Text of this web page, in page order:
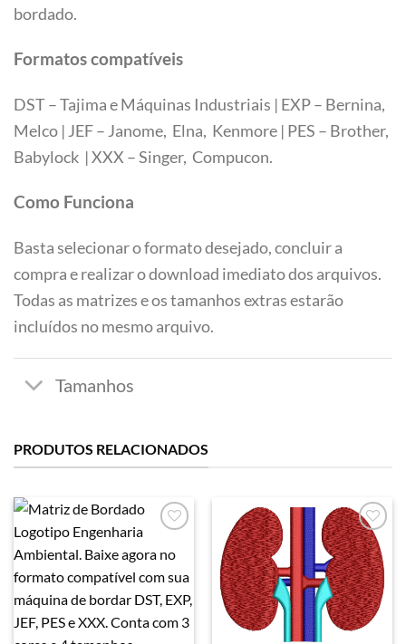
bordado.
Formatos compatíveis
DST – Tajima e Máquinas Industriais | EXP – Bernina,
Melco | JEF – Janome, Elna, Kenmore | PES – Brother,
Babylock | XXX – Singer, Compucon.
Como Funciona
Basta selecionar o formato desejado, concluir a
compra e realizar o download imediato dos arquivos.
Todas as matrizes e os tamanhos extras estarão
incluídos no mesmo arquivo.
Tamanhos
PRODUTOS RELACIONADOS
Favoritar